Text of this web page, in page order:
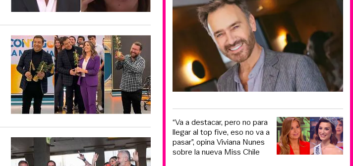
“Va a destacar, pero no para
llegar al top five, eso no va a
pasar”, opina Viviana Nunes
sobre la nueva Miss Chile